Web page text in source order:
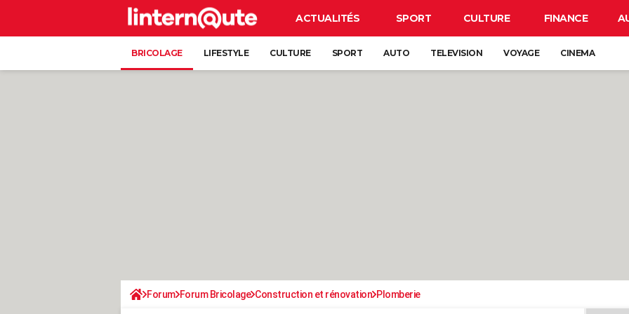
ACTUALITÉS SPORT CULTURE FINANCE
BRICOLAGE LIFESTYLE CULTURE SPORT AUTO TELEVISION VOYAGE CINEMA
Forum Forum Bricolage Construction et rénovation Plomberie